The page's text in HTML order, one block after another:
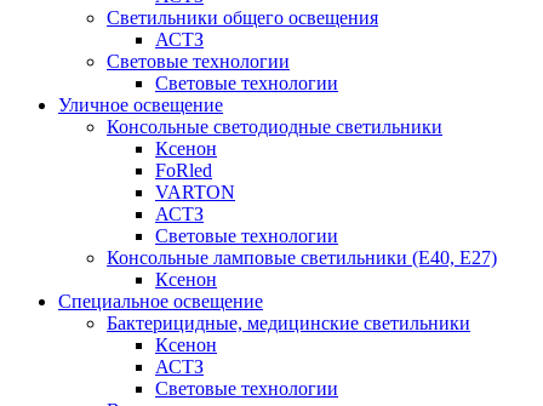
Светильники общего освещения
АСТЗ
Световые технологии
Световые технологии
Уличное освещение
Консольные светодиодные светильники
Ксенон
FoRled
VARTON
АСТЗ
Световые технологии
Консольные ламповые светильники (Е40, Е27)
Ксенон
Специальное освещение
Бактерицидные, медицинские светильники
Ксенон
АСТЗ
Световые технологии